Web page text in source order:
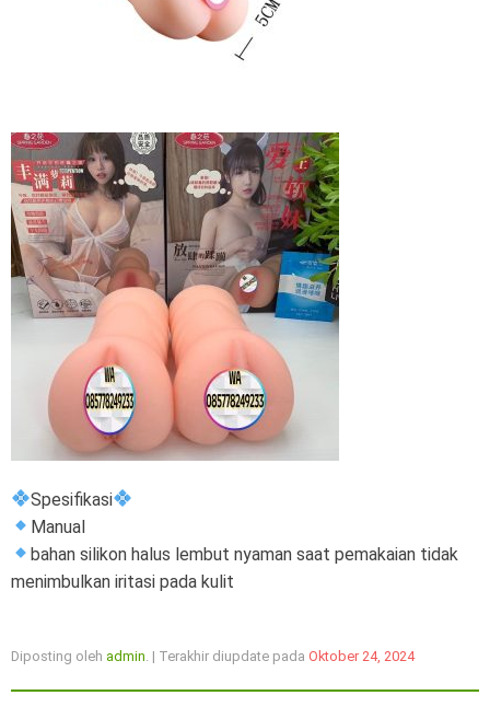
Spesifikasi
Manual
bahan silikon halus lembut nyaman saat pemakaian tidak
menimbulkan iritasi pada kulit
Diposting oleh admin . | Terakhir diupdate pada Oktober 24, 2024